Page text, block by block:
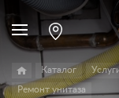
Каталог
Ремонт унитаза